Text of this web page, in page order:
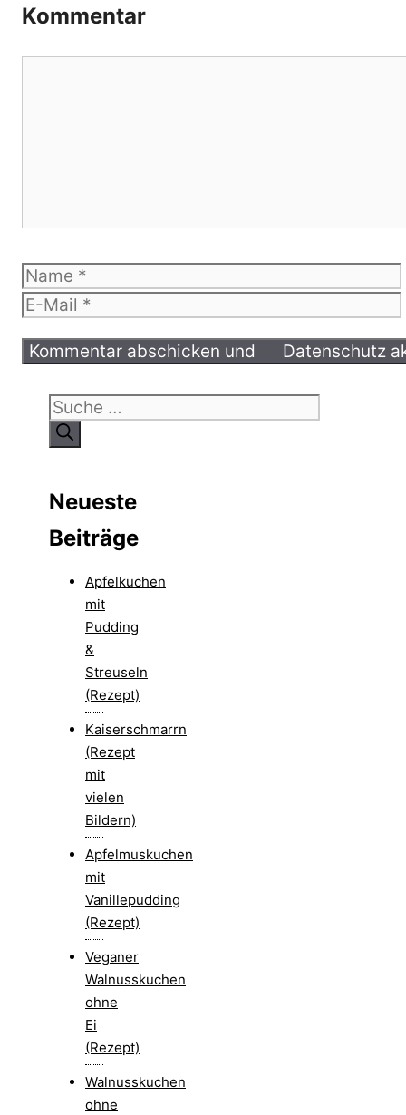
Kommentar
Name
E-
Mail
Suche
nach:
Neueste
Beiträge
Apfelkuchen
mit
Pudding
&
Streuseln
(Rezept)
Kaiserschmarrn
(Rezept
mit
vielen
Bildern)
Apfelmuskuchen
mit
Vanillepudding
(Rezept)
Veganer
Walnusskuchen
ohne
Ei
(Rezept)
Walnusskuchen
ohne